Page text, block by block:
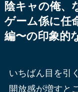
陰キャの俺、
ゲーム係に任
編〜の印象的
いちばん目を引
開放感が増すと